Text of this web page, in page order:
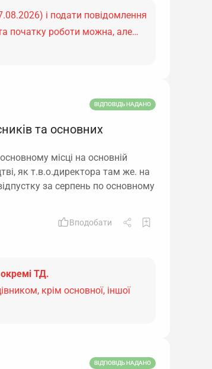
і подати повідомлення
початку роботи можна, але…
ВІДПОВІДЬ НАДАНО
та основних
місці на основній
як т.в.о.директора там же. на
за серпень по основному
Вподобати
ТД.
крім основної, іншої
ВІДПОВІДЬ НАДАНО